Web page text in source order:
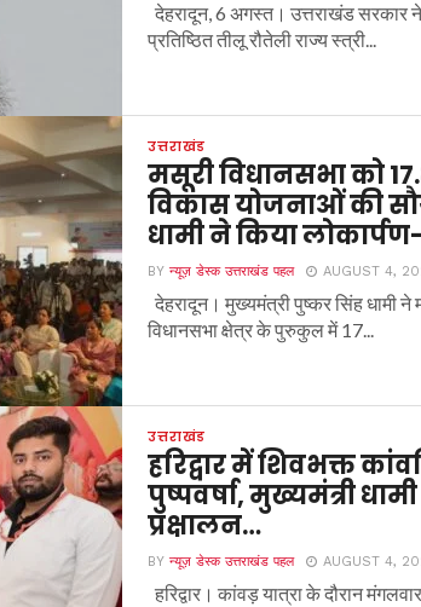
देहरादून, 6 अगस्त। उत्तराखंड सरकार
प्रतिष्ठित तीलू रौतेली राज्य स्त्री...
उत्तराखंड
मसूरी विधानसभा को
विकास योजनाओं की
धामी ने किया
BYन्यूज़ डेस्क उत्तराखंड पहल AUGUST 4,
देहरादून। मुख्यमंत्री पुष्कर सिंह धामी ने
विधानसभा क्षेत्र के पुरुकुल में 17...
उत्तराखंड
हरिद्वार में शिवभक्त
पुष्पवर्षा, मुख्यमंत्री
प्रक्षालन…
BYन्यूज़ डेस्क उत्तराखंड पहल AUGUST 4,
हरिद्वार। कांवड़ यात्रा के दौरान